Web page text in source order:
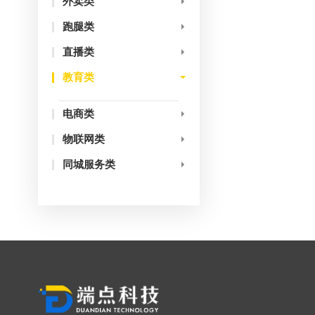
跑腿类
直播类
教育类
电商类
物联网类
同城服务类